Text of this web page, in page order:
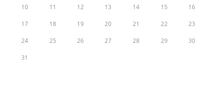
10 11 12 13 14 15 16
17 18 19 20 21 22 23
24 25 26 27 28 29 30
31